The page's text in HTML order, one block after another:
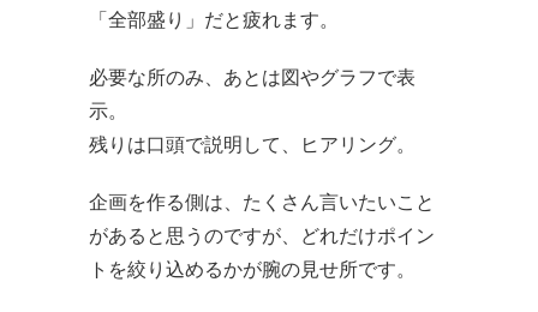
「全部盛り」だと疲れます。
必要な所のみ、あとは図やグラフで表
示。
残りは口頭で説明して、ヒアリング。
企画を作る側は、たくさん言いたいこと
があると思うのですが、どれだけポイン
トを絞り込めるかが腕の見せ所です。